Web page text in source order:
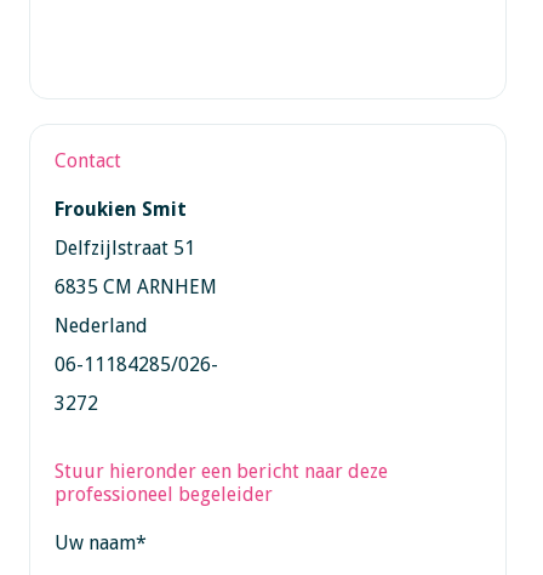
Contact
Froukien Smit
Delfzijlstraat 51
6835 CM ARNHEM
Nederland
06-11184285/026-
3272
Stuur hieronder een bericht naar deze
professioneel begeleider
Uw naam*